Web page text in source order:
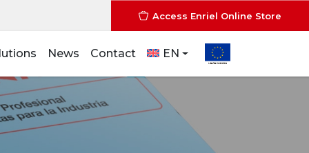
Access Enriel Online Store
News Contact EN